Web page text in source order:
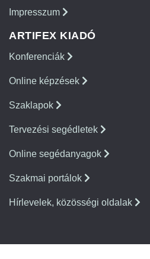
Impresszum
ARTIFEX KIADÓ
Konferenciák
Online képzések
Szaklapok
Tervezési segédletek
Online segédanyagok
Szakmai portálok
Hírlevelek, közösségi oldalak